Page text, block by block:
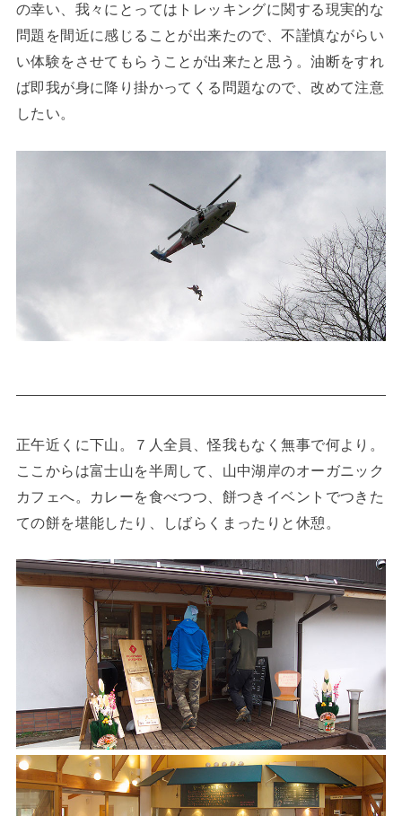
の幸い、我々にとってはトレッキングに関する現実的な
問題を間近に感じることが出来たので、不謹慎ながらい
い体験をさせてもらうことが出来たと思う。油断をすれ
ば即我が身に降り掛かってくる問題なので、改めて注意
したい。
正午近くに下山。７人全員、怪我もなく無事で何より。
ここからは富士山を半周して、山中湖岸のオーガニック
カフェへ。カレーを食べつつ、餅つきイベントでつきた
ての餅を堪能したり、しばらくまったりと休憩。